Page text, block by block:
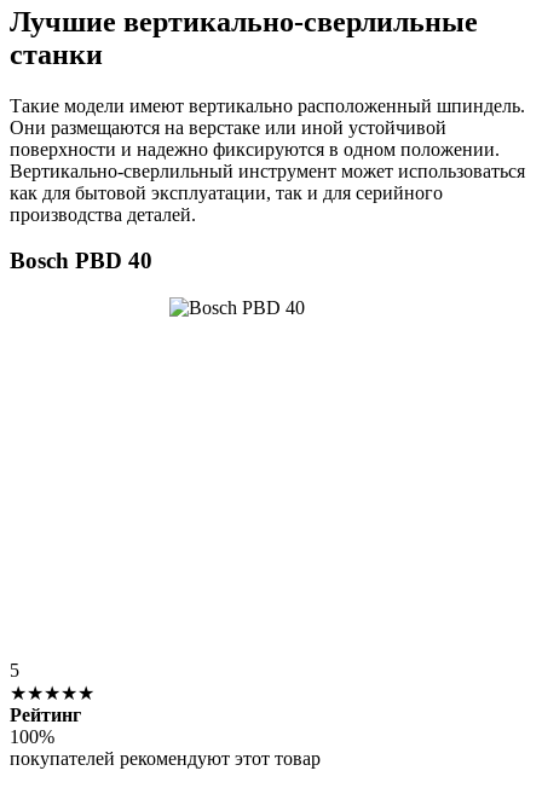
Лучшие вертикально-сверлильные
станки
Такие модели имеют вертикально расположенный шпиндель.
Они размещаются на верстаке или иной устойчивой
поверхности и надежно фиксируются в одном положении.
Вертикально-сверлильный инструмент может использоваться
как для бытовой эксплуатации, так и для серийного
производства деталей.
Bosch PBD 40
5
★★★★★
Рейтинг
100%
покупателей рекомендуют этот товар